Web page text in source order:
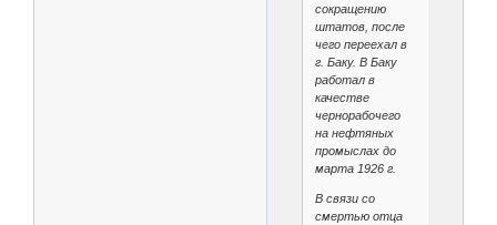
сокращению
штатов, после
чего переехал в
г. Баку. В Баку
работал в
качестве
чернорабочего
на нефтяных
промыслах до
марта 1926 г.
В связи со
смертью отца